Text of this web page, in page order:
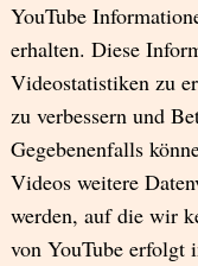
YouTube
erhalten. Diese
Videostatistiken zu
zu verbessern und
Gegebenenfalls
Videos weitere
werden, auf die wir
von YouTube erfolgt